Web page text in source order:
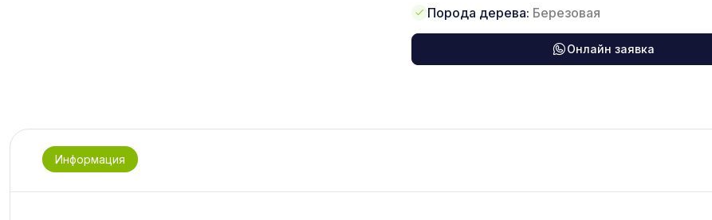
Порода дерева: Березовая
Онлайн заявка
Информация